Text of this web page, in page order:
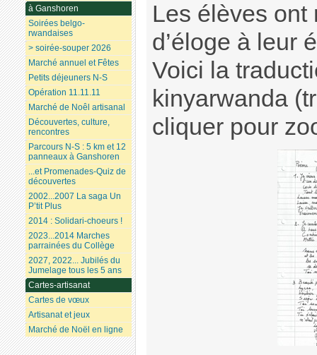
Les élèves ont
d’éloge à leur
Voici la
kinyarwanda
cliquer pour
à Ganshoren
Soirées belgo-
rwandaises
> soirée-souper 2026
Marché annuel et Fêtes
Petits déjeuners N-S
Opération 11.11.11
Marché de Noêl artisanal
Découvertes, culture,
rencontres
Parcours N-S : 5 km et 12
panneaux à Ganshoren
...et Promenades-Quiz de
découvertes
2002...2007 La saga Un
P’tit Plus
2014 : Solidari-choeurs !
2023...2014 Marches
parrainées du Collège
2027, 2022... Jubilés du
Jumelage tous les 5 ans
Cartes-artisanat
Cartes de vœux
Artisanat et jeux
Marché de Noël en ligne